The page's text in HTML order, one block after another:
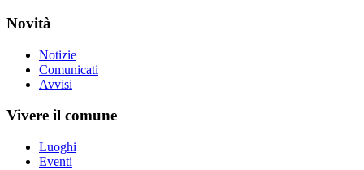
Novità
Notizie
Comunicati
Avvisi
Vivere il comune
Luoghi
Eventi